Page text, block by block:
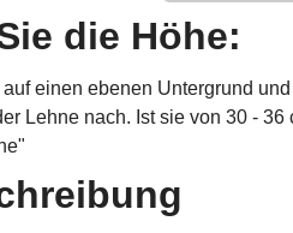
die Höhe:
einen ebenen Untergrund
Lehne nach. Ist sie von 30 -